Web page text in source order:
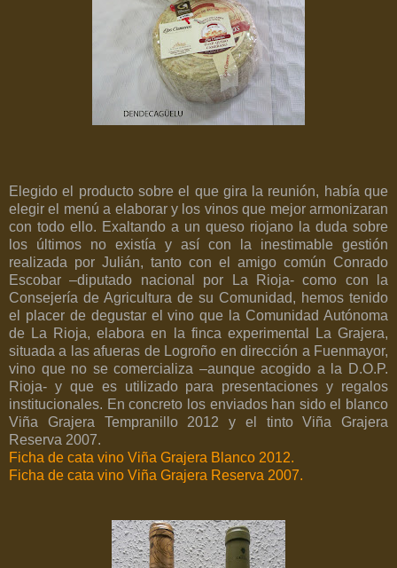
Elegido el producto sobre el que gira la reunión, había que
elegir el menú a elaborar y los vinos que mejor armonizaran
con todo ello. Exaltando a un queso riojano la duda sobre
los últimos no existía y así con la inestimable gestión
realizada por Julián, tanto con el amigo común Conrado
Escobar –diputado nacional por La Rioja- como con la
Consejería de Agricultura de su Comunidad, hemos tenido
el placer de degustar el vino que la Comunidad Autónoma
de La Rioja, elabora en la finca experimental La Grajera,
situada a las afueras de Logroño en dirección a Fuenmayor,
vino que no se comercializa –aunque acogido a la D.O.P.
Rioja- y que es utilizado para presentaciones y regalos
institucionales. En concreto los enviados han sido el blanco
Viña Grajera Tempranillo 2012 y el tinto Viña Grajera
Reserva 2007.
Ficha de cata vino Viña Grajera Blanco 2012.
Ficha de cata vino Viña Grajera Reserva 2007.